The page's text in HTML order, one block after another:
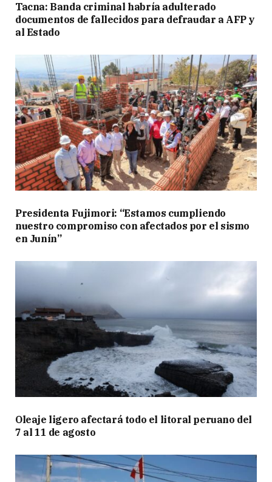
Tacna: Banda criminal habría adulterado
documentos de fallecidos para defraudar a AFP y
al Estado
Presidenta Fujimori: “Estamos cumpliendo
nuestro compromiso con afectados por el sismo
en Junín”
Oleaje ligero afectará todo el litoral peruano del
7 al 11 de agosto